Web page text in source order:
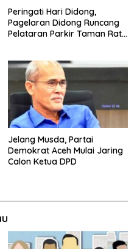
Peringati Hari Didong,
Pagelaran Didong Runcang
Pelataran Parkir Taman Ratu
Jelang Musda, Partai
Demokrat Aceh Mulai Jaring
Calon Ketua DPD